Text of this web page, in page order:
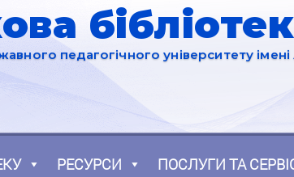
педагогічного університету
РЕСУРСИ ПОСЛУГИ ТА